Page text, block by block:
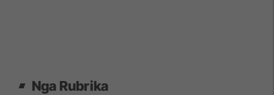
Nga Rubrika